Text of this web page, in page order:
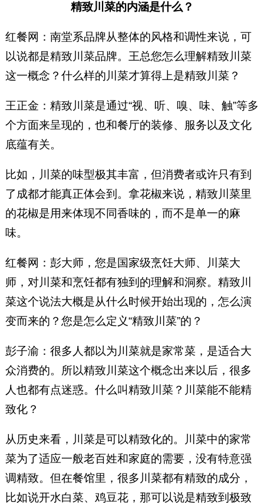
精致川菜的内涵是什么？
红餐网：南堂系品牌从整体的风格和调性来说，可
以说都是精致川菜品牌。王总您怎么理解精致川菜
这一概念？什么样的川菜才算得上是精致川菜？
王正金：精致川菜是通过“视、听、嗅、味、触”等多
个方面来呈现的，也和餐厅的装修、服务以及文化
底蕴有关。
比如，川菜的味型极其丰富，但消费者或许只有到
了成都才能真正体会到。拿花椒来说，精致川菜里
的花椒是用来体现不同香味的，而不是单一的麻
味。
红餐网：彭大师，您是国家级烹饪大师、川菜大
师，对川菜和烹饪都有独到的理解和洞察。精致川
菜这个说法大概是从什么时候开始出现的，怎么演
变而来的？您是怎么定义“精致川菜”的？
彭子渝：很多人都以为川菜就是家常菜，是适合大
众消费的。所以精致川菜这个概念出来以后，很多
人也都有点迷惑。什么叫精致川菜？川菜能不能精
致化？
从历史来看，川菜是可以精致化的。川菜中的家常
菜为了适应一般老百姓和家庭的需要，没有特意强
调精致。但在餐馆里，很多川菜都有精致的成分，
比如说开水白菜、鸡豆花，那可以说是精致到极致